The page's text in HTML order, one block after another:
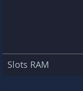
Slots RAM